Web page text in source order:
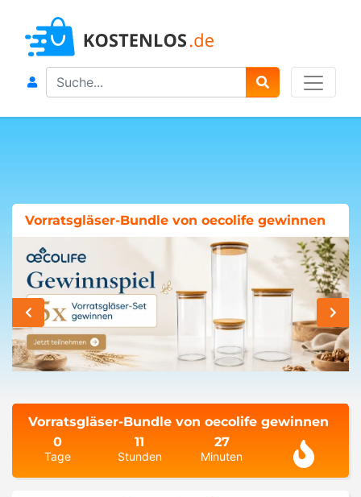
Search
Vorratsgläser-Bundle von oecolife gewinnen
Vorratsgläser-Bundle von oecolife gewinnen
0
Tage
11
Stunden
27
Minuten